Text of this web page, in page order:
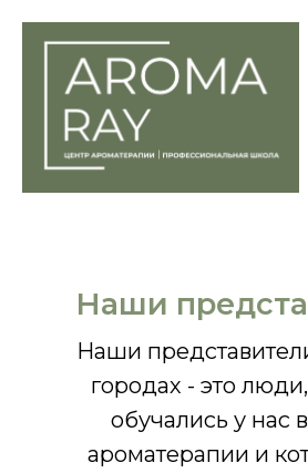
Наши
Наши
городах - это
обучались у нас
ароматерапии и